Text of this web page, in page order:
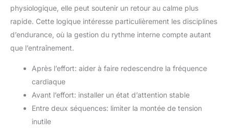
physiologique, elle peut soutenir un retour au calme plus
rapide. Cette logique intéresse particulièrement les disciplines
d’endurance, où la gestion du rythme interne compte autant
que l’entraînement.
Après l’effort: aider à faire redescendre la fréquence
cardiaque
Avant l’effort: installer un état d’attention stable
Entre deux séquences: limiter la montée de tension
inutile